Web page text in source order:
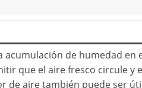
de humedad en
que el aire fresco circule y
de aire también puede ser